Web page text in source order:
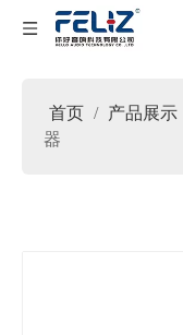
首页 / 产品展示
器